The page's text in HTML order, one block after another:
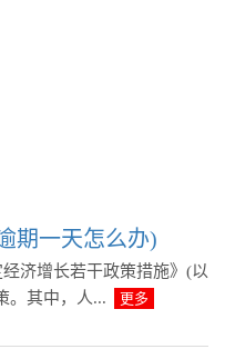
期一天怎么办)
济增长若干政策措施》(以
。其中，人...
更多